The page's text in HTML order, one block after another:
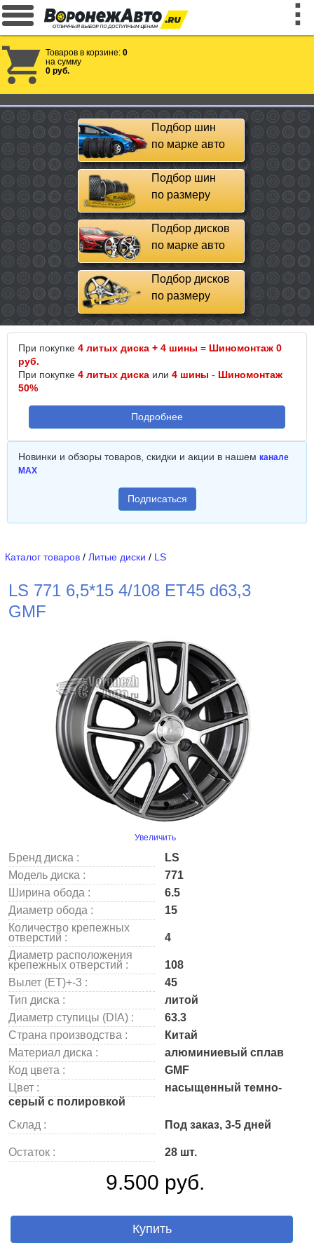
Товаров в корзине: 0
на сумму
0 руб.
Подбор шин
по марке авто
Подбор шин
по размеру
Подбор дисков
по марке авто
Подбор дисков
по размеру
При покупке 4 литых диска + 4 шины = Шиномонтаж 0
руб.
При покупке 4 литых диска или 4 шины - Шиномонтаж
50%
Подробнее
Новинки и обзоры товаров, скидки и акции в нашем канале
MAX
Подписаться
Каталог товаров / Литые диски / LS
LS 771 6,5*15 4/108 ET45 d63,3
GMF
Увеличить
Бренд диска :
LS
Модель диска :
771
Ширина обода :
6.5
Диаметр обода :
15
Количество крепежных
отверстий :
4
Диаметр расположения
крепежных отверстий :
108
Вылет (ET)+-3 :
45
Тип диска :
литой
Диаметр ступицы (DIA) :
63.3
Страна производства :
Китай
Материал диска :
алюминиевый сплав
Код цвета :
GMF
Цвет :
насыщенный темно-
серый с полировкой
Склад :
Под заказ, 3-5 дней
Остаток : 28 шт.
9.500 руб.
Купить